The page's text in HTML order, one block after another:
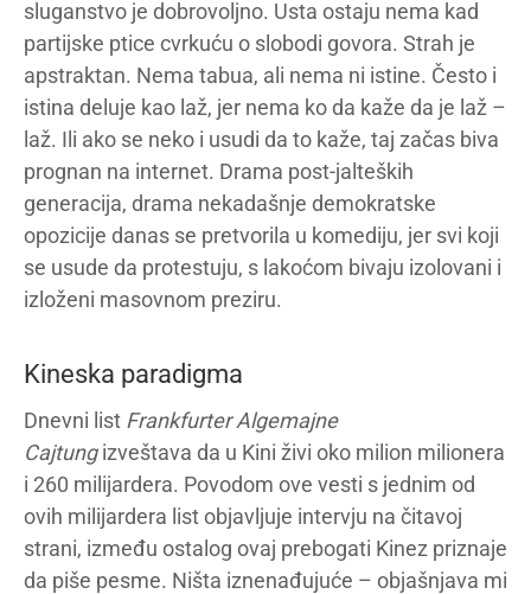
sluganstvo je dobrovoljno. Usta ostaju nema kad
partijske ptice cvrkuću o slobodi govora. Strah je
apstraktan. Nema tabua, ali nema ni istine. Često i
istina deluje kao laž, jer nema ko da kaže da je laž –
laž. Ili ako se neko i usudi da to kaže, taj začas biva
prognan na internet. Drama post-jalteških
generacija, drama nekadašnje demokratske
opozicije danas se pretvorila u komediju, jer svi koji
se usude da protestuju, s lakoćom bivaju izolovani i
izloženi masovnom preziru.
Kineska paradigma
Dnevni list Frankfurter Algemajne
Cajtungizveštava da u Kini živi oko milion milionera
i 260 milijardera. Povodom ove vesti s jednim od
ovih milijardera list objavljuje intervju na čitavoj
strani, između ostalog ovaj prebogati Kinez priznaje
da piše pesme. Ništa iznenađujuće – objašnjava mi